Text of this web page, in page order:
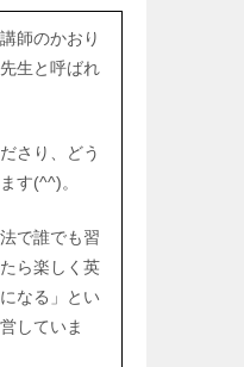
師のかおり
生と呼ばれ
さり、どう
す(^^)。
で誰でも習
ら楽しく英
なる」とい
していま